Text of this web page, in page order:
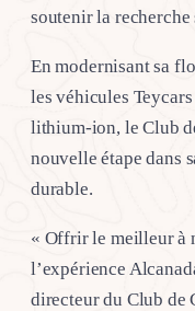
soutenir la
En modernisant sa
les véhicules
lithium-ion, le Club
nouvelle étape dans
durable.
« Offrir le meilleur à
l’expérience
directeur du Club de